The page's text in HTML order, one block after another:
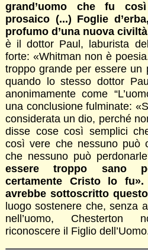
grand’uomo che fu
prosaico (...) Foglie
profumo d’una nuova
è il dottor Paul, laburista
forte: «Whitman non è
troppo grande per essere un
quando lo stesso dottor
anonimamente come
una conclusione fulminate:
considerata un dio, perché
disse cose così semplici
così vere che nessuno può
che nessuno può
essere troppo sano
certamente Cristo lo
avrebbe sottoscritto
luogo sostenere che, senza
nell’uomo, Chesterton
riconoscere il Figlio